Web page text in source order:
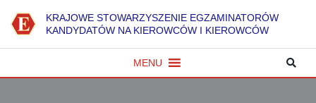
KRAJOWESTOWARZYSZENIE EGZAMINATORÓW
KANDYDATÓW NA KIEROWCÓW I KIEROWCÓW
MENU